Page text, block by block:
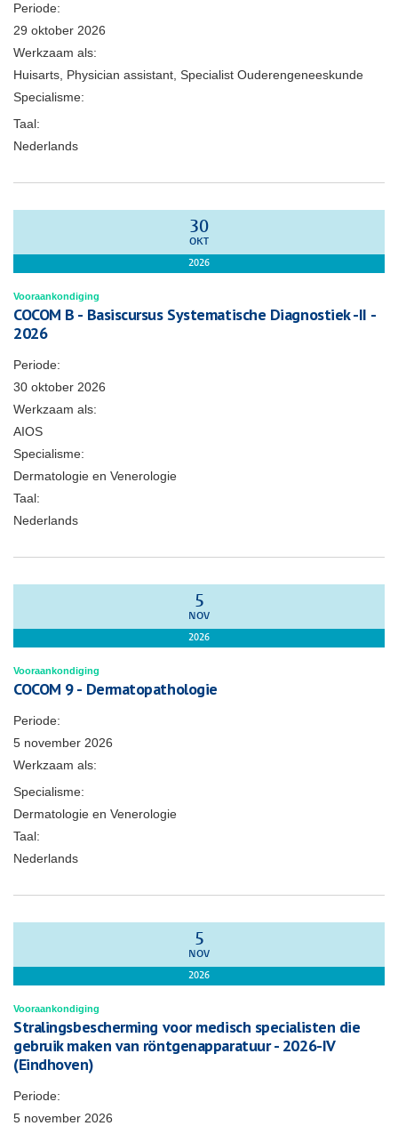
Periode:
29 oktober 2026
Werkzaam als:
Huisarts, Physician assistant, Specialist Ouderengeneeskunde
Specialisme:
Taal:
Nederlands
30
OKT
2026
Vooraankondiging
COCOM B - Basiscursus Systematische Diagnostiek -II -
2026
Periode:
30 oktober 2026
Werkzaam als:
AIOS
Specialisme:
Dermatologie en Venerologie
Taal:
Nederlands
5
NOV
2026
Vooraankondiging
COCOM 9 - Dermatopathologie
Periode:
5 november 2026
Werkzaam als:
Specialisme:
Dermatologie en Venerologie
Taal:
Nederlands
5
NOV
2026
Vooraankondiging
Stralingsbescherming voor medisch specialisten die
gebruik maken van röntgenapparatuur - 2026-IV
(Eindhoven)
Periode:
5 november 2026